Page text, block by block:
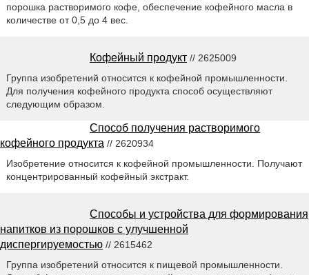
порошка растворимого кофе, обеспечение кофейного масла в
количестве от 0,5 до 4 вес.
Кофейный продукт // 2625009
Группа изобретений относится к кофейной промышленности.
Для получения кофейного продукта способ осуществляют
следующим образом.
Способ получения растворимого
кофейного продукта // 2620934
Изобретение относится к кофейной промышленности. Получают
концентрированный кофейный экстракт.
Способы и устройства для формирования
напитков из порошков с улучшенной
диспергируемостью // 2615462
Группа изобретений относится к пищевой промышленности.